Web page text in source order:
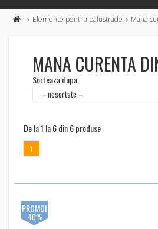
Elemente pentru balustrade Mana
MANA CURENTA
Sorteaza dupa:
De la 1 la 6 din 6 produse
1
PROMO!
-40%